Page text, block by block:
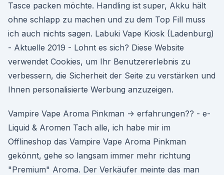
Tasce packen möchte. Handling ist super, Akku hält
ohne schlapp zu machen und zu dem Top Fill muss
ich auch nichts sagen. Labuki Vape Kiosk (Ladenburg)
- Aktuelle 2019 - Lohnt es sich? Diese Website
verwendet Cookies, um Ihr Benutzererlebnis zu
verbessern, die Sicherheit der Seite zu verstärken und
Ihnen personalisierte Werbung anzuzeigen.
Vampire Vape Aroma Pinkman -> erfahrungen?? - e-
Liquid & Aromen Tach alle, ich habe mir im
Offlineshop das Vampire Vape Aroma Pinkman
gekönnt, gehe so langsam immer mehr richtung
"Premium" Aroma. Der Verkäufer meinte das man